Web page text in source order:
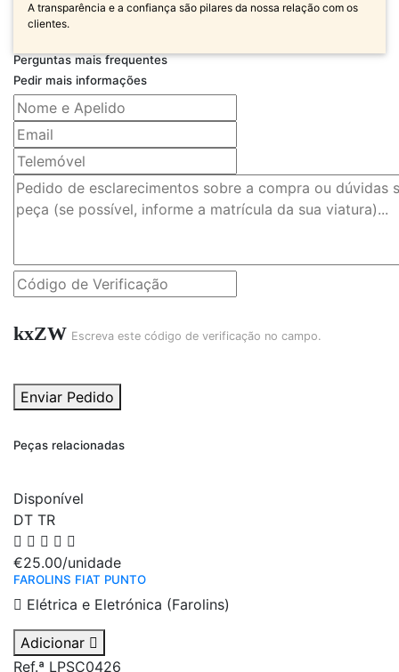
A transparência e a confiança são pilares da nossa relação com os
clientes.
Perguntas mais frequentes
Pedir mais informações
kxZW Escreva este código de verificação no campo.
Enviar Pedido
Peças relacionadas
Disponível
DT TR
€25.00/unidade
FAROLINS FIAT PUNTO
Elétrica e Eletrónica (Farolins)
Adicionar
Ref.ª LPSC0426